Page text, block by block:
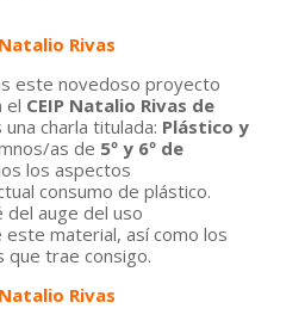
Rivas
este novedoso proyecto
el CEIP Natalio Rivas de
charla titulada: Plástico y
as de 5º y 6º de
los aspectos
consumo de plástico.
auge del uso
material, así como los
que trae consigo.
Rivas